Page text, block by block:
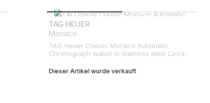
TAG HEUER
Monaco
TAG Heuer Classic Monaco Automatic
Chronograph watch in stainless steel Circa
Dieser Artikel wurde verkauft